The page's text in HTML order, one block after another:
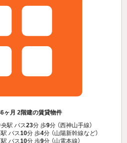
ヶ月 2階建の賃貸物件
駅 バス23分 歩9分 （西神山手線）
バス10分 歩4分 （山陽新幹線など）
バス10分 歩9分 （山電本線）